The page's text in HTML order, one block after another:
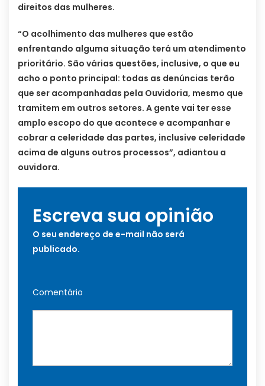
direitos das mulheres.
“O acolhimento das mulheres que estão
enfrentando alguma situação terá um atendimento
prioritário. São várias questões, inclusive, o que eu
acho o ponto principal: todas as denúncias terão
que ser acompanhadas pela Ouvidoria, mesmo que
tramitem em outros setores. A gente vai ter esse
amplo escopo do que acontece e acompanhar e
cobrar a celeridade das partes, inclusive celeridade
acima de alguns outros processos”, adiantou a
ouvidora.
Escreva sua opinião
O seu endereço de e-mail não será
publicado.
Comentário